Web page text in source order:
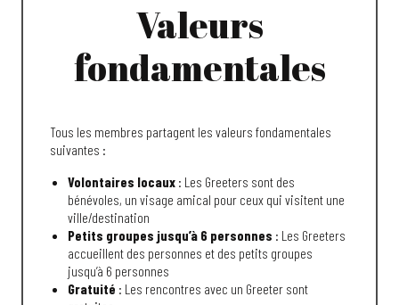
Valeurs
fondamentales
Tous les membres partagent les valeurs fondamentales
suivantes :
Volontaires locaux : Les Greeters sont des
bénévoles, un visage amical pour ceux qui visitent une
ville/destination
Petits groupes jusqu’à 6 personnes : Les Greeters
accueillent des personnes et des petits groupes
jusqu’à 6 personnes
Gratuité : Les rencontres avec un Greeter sont